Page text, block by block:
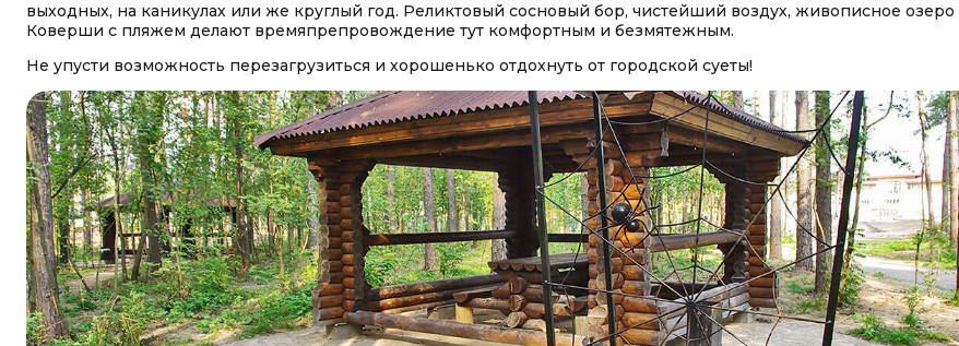
выходных, на каникулах или же круглый год. Реликтовый сосновый бор, чистейший воздух, живописное озеро
Коверши с пляжем делают времяпрепровождение тут комфортным и безмятежным.
Не упусти возможность перезагрузиться и хорошенько отдохнуть от городской суеты!